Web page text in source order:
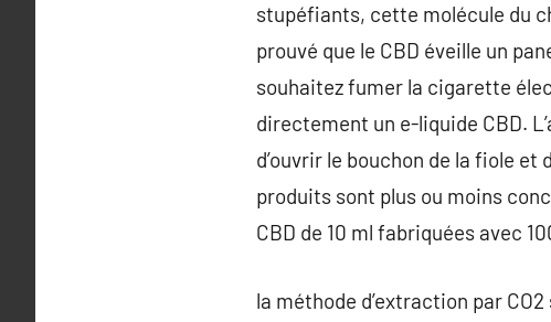
stupéfiants, cette molécule du
prouvé que le CBD éveille un
souhaitez fumer la cigarette
directement un e-liquide CBD.
d’ouvrir le bouchon de la fiole
produits sont plus ou moins
CBD de 10 ml fabriquées avec
la méthode d’extraction par